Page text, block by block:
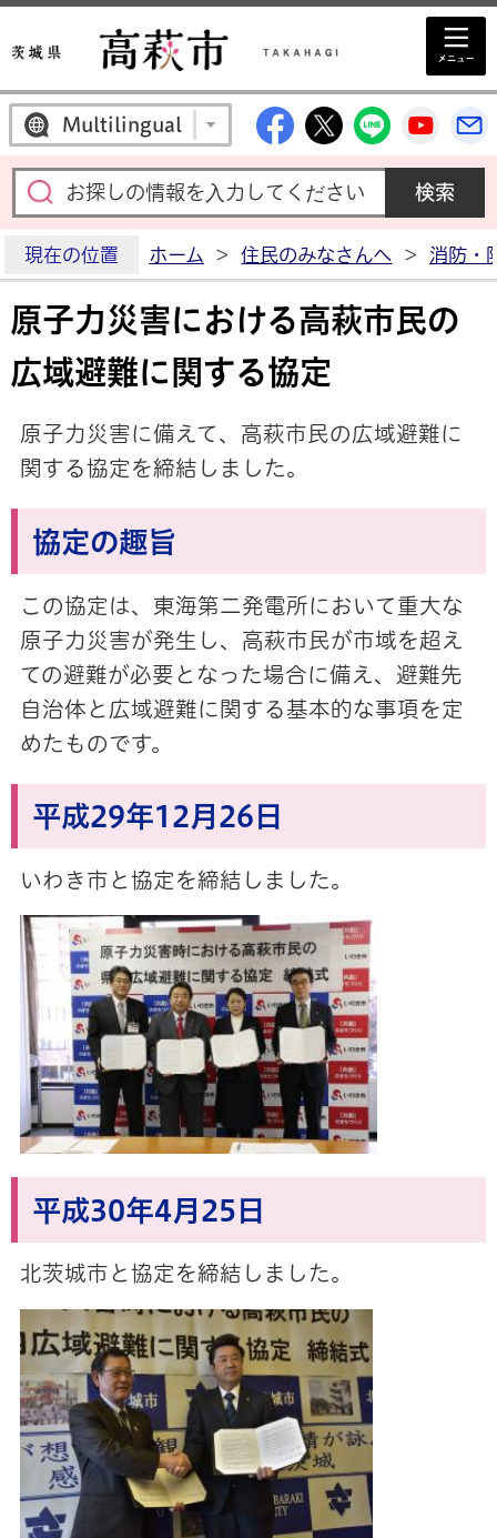
Multilingual 高萩市公式
高萩市公式X
高萩市
高
現在の位置 ホーム > 住民のみなさんへ > 消防・
原子力災害における高萩市民の
広域避難に関する協定
原子力災害に備えて、高萩市民の広域避難に
関する協定を締結しました。
協定の趣旨
この協定は、東海第二発電所において重大な
原子力災害が発生し、高萩市民が市域を超え
ての避難が必要となった場合に備え、避難先
自治体と広域避難に関する基本的な事項を定
めたものです。
平成29年12月26日
いわき市と協定を締結しました。
平成30年4月 25日
北茨城市と協定を締結しました。